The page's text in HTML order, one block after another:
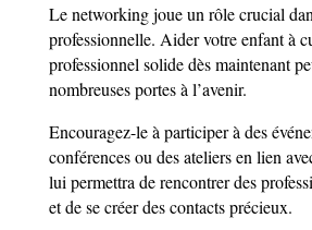
Le networking joue un rôle crucial
professionnelle. Aider votre enfant à
professionnel solide dès maintenant
nombreuses portes à l’avenir.
Encouragez-le à participer à des
conférences ou des ateliers en lien
lui permettra de rencontrer des
et de se créer des contacts précieux.